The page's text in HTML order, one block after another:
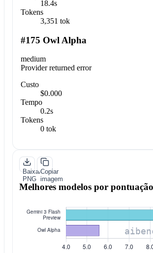
18.4s
Tokens
3,351 tok
#175 Owl Alpha
medium
Provider returned error
Custo
$0.000
Tempo
0.2s
Tokens
0 tok
Baixar
PNG
Copiar
imagem
Melhores modelos por pontuação